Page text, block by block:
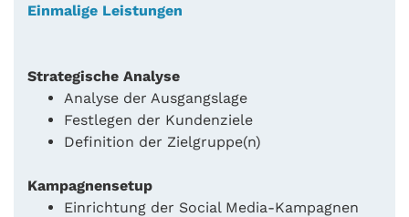
Einmalige Leistungen
Strategische Analyse
Analyse der Ausgangslage
Festlegen der Kundenziele
Definition der Zielgruppe(n)
Kampagnensetup
Einrichtung der Social Media-Kampagnen